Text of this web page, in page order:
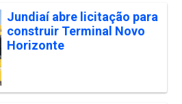
Jundiaí abre licitação para
construir Terminal Novo
Horizonte